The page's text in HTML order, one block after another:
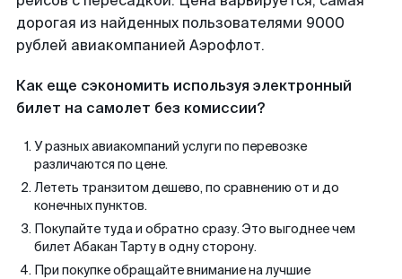
дорогая из найденных пользователями 9000
рублей авиакомпанией Аэрофлот.
Как еще сэкономить используя электронный
билет на самолет без комиссии?
У разных авиакомпаний услуги по перевозке
различаются по цене.
Лететь транзитом дешево, по сравнению от и до
конечных пунктов.
Покупайте туда и обратно сразу. Это выгоднее чем
билет Абакан Тарту в одну сторону.
При покупке обращайте внимание на лучшие